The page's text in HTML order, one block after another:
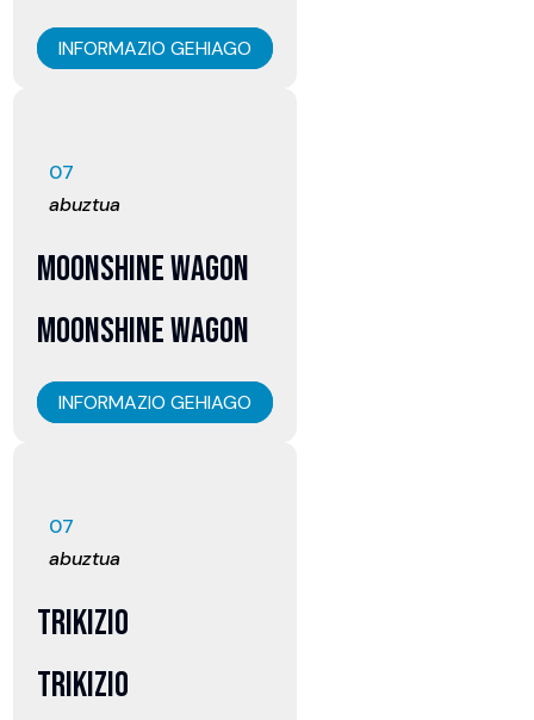
INFORMAZIO GEHIAGO
07
abuztua
MOONSHINE WAGON
MOONSHINE WAGON
INFORMAZIO GEHIAGO
07
abuztua
TRIKIZIO
TRIKIZIO